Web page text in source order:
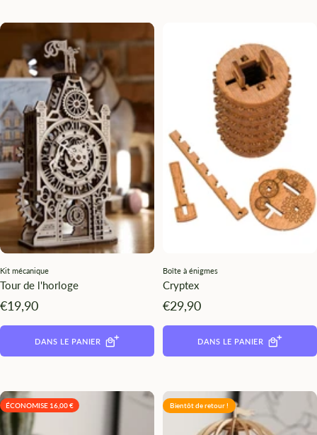
Kit mécanique
Tour de l'horloge
Angebotspreis
€19,90
DANS LE PANIER
Boîte à énigmes
Cryptex
Angebotspreis
€29,90
DANS LE PANIER
ÉCONOMISE 16,00 € Bientôt de retour !